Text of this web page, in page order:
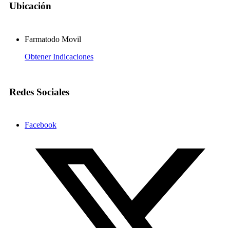
Ubicación
Farmatodo Movil
Obtener Indicaciones
Redes Sociales
Facebook